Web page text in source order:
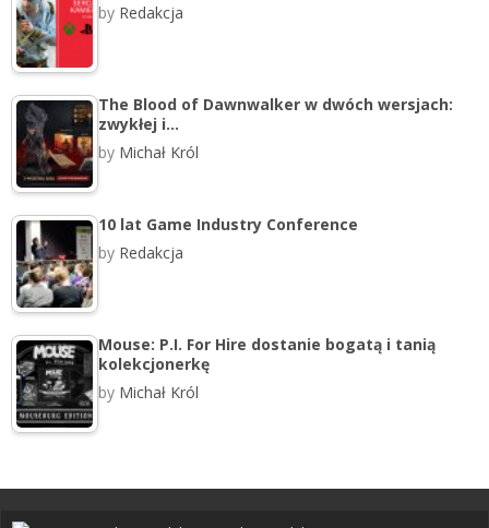
by Redakcja
The Blood of Dawnwalker w dwóch wersjach:
zwykłej i…
by Michał Król
10 lat Game Industry Conference
by Redakcja
Mouse: P.I. For Hire dostanie bogatą i tanią
kolekcjonerkę
by Michał Król